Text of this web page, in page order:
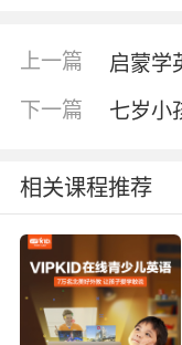
效的。家长可以
简单聊一聊故
了，而不是在“
输入后，开口
这时候如果能有
半功倍。但很多
法陪孩子练习。
多好，需要的是
孩子跟着动画片
语学习软件里
上一篇 启蒙学
下一篇 七岁小
相关课程推荐